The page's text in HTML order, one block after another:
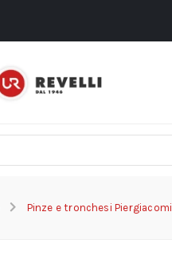
Pinze e tronchesi Piergiacomi